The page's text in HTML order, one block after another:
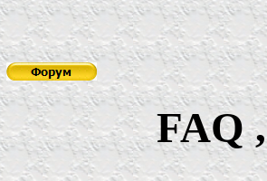
FAQ